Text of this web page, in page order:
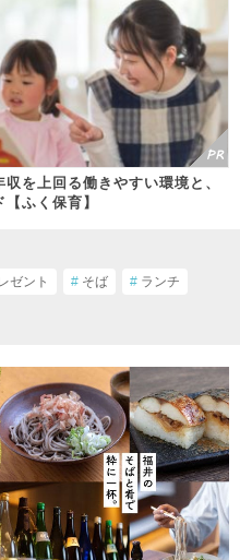
を上回る働きやすい環境と、
ふく保育】
ゼント # そば # ランチ